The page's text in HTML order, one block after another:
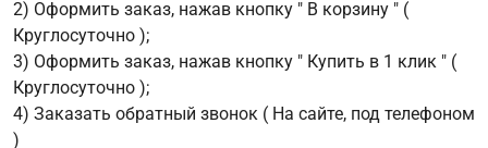
2) Оформить заказ, нажав кнопку " В корзину " (
Круглосуточно );
3) Оформить заказ, нажав кнопку " Купить в 1 клик " (
Круглосуточно );
4) Заказать обратный звонок ( На сайте, под телефоном
)